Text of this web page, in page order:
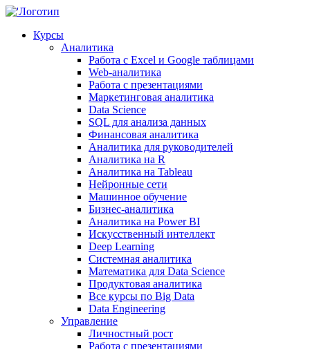
Курсы
Аналитика
Работа с Excel и Google таблицами
Web-аналитика
Работа с презентациями
Маркетинговая аналитика
Data Science
SQL для анализа данных
Финансовая аналитика
Аналитика для руководителей
Аналитика на R
Аналитика на Tableau
Нейронные сети
Машинное обучение
Бизнес-аналитика
Аналитика на Power BI
Искусственный интеллект
Deep Learning
Системная аналитика
Математика для Data Science
Продуктовая аналитика
Все курсы по Big Data
Data Engineering
Управление
Личностный рост
Работа с презентациями